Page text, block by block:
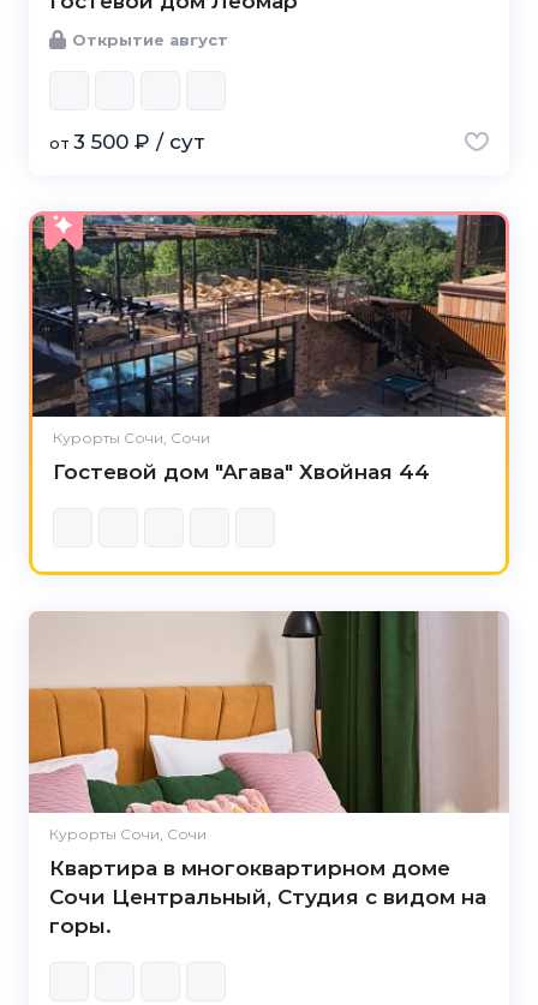
Открытие август
от 3 500 ₽ / сут
Курорты Сочи, Сочи
Гостевой дом "Агава" Хвойная 44
Курорты Сочи, Сочи
Квартира в многоквартирном доме
Сочи Центральный, Студия с видом на
горы.